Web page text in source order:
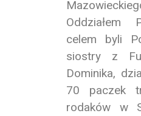
Oddziałem
celem byli
siostry z
Dominika,
70 paczek
rodaków w